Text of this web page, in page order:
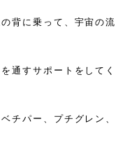
背に乗って、宇宙の流
通すサポートをしてく
チパー、プチグレン、